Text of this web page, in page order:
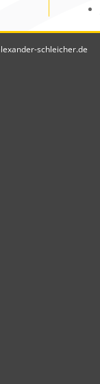
schleicher.de